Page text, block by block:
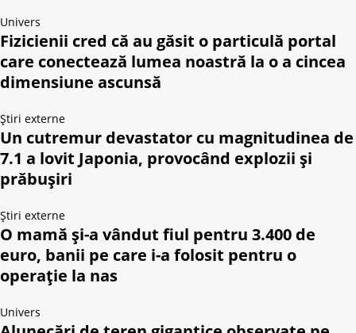
Univers
Fizicienii cred că au găsit o particulă portal
care conectează lumea noastră la o a cincea
dimensiune ascunsă
Știri externe
Un cutremur devastator cu magnitudinea de
7.1 a lovit Japonia, provocând explozii și
prăbușiri
Știri externe
O mamă și-a vândut fiul pentru 3.400 de
euro, banii pe care i-a folosit pentru o
operație la nas
Univers